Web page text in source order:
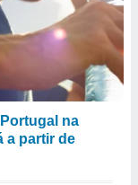
na
a partir de